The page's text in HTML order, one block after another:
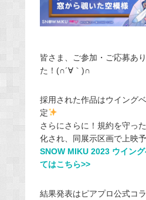
皆さま、ご参加・ご応募あ
た！(∩´∀｀)∩
採用された作品はウイング
定
さらにさらに！規約を守っ
化され、同展示区画で上映
SNOW MIKU 2023 ウイン
てはこちら>>
結果発表はピアプロ公式コ